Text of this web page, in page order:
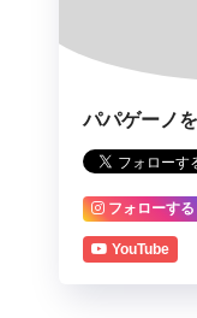
パパゲーノ
フォローする
YouTube